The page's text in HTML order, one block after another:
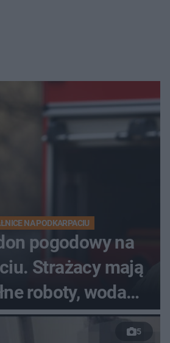
NA PODKARPACIU
pogodowy na
Strażacy mają
roboty, woda
i budynki
5